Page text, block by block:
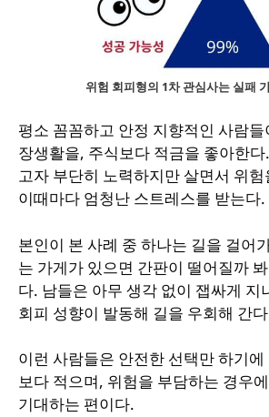
위험 회피형의 1차 관심사는 실패
평소 꼼꼼하고 안정 지향적인 사람
장생활을, 주식보다 적금을 좋아한
고자 부단히 노력하지만 살면서 위
이때마다 엄청난 스트레스를 받는다.
본인이 본 사례 중 하나는 길을 걸어
는 가게가 있으면 간판이 떨어질까
다. 남들은 아무 생각 없이 잽싸게 지
회피 성향이 발동해 길을 우회해 간
이런 사람들은 안전한 선택만 하기
보다 적으며, 위험을 부담하는 경우
기대하는 편이다.